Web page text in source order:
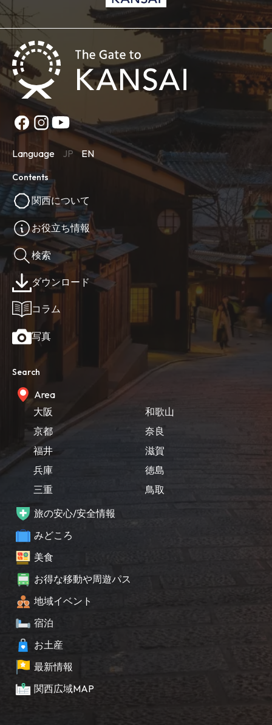
Language JP EN
Contents
関西について
お役立ち情報
検索
ダウンロード
コラム
写真
Search
Area
大阪
京都
福井
兵庫
三重
和歌山
奈良
滋賀
徳島
鳥取
旅の安心/安全情報
みどころ
美食
お得な移動や周遊パス
地域イベント
宿泊
お土産
最新情報
関西広域MAP